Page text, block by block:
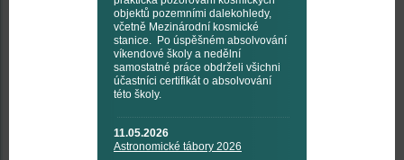
objektů pozemními dalekohledy,
včetně Mezinárodní kosmické
stanice. Po úspěšném absolvování
víkendové školy a nedělní
samostatné práce obdrželi všichni
účastníci certifikát o absolvování
této školy.
11.05.2026
Astronomické tábory 2026